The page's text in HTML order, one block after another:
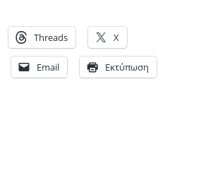
Threads X
Email Εκτύπωση